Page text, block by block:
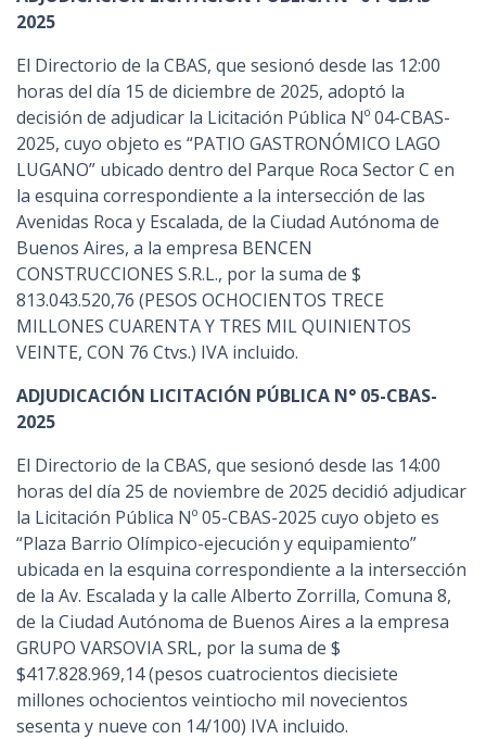
2025
El Directorio de la CBAS, que sesionó desde las 12:00
horas del día 15 de diciembre de 2025, adoptó la
decisión de adjudicar la Licitación Pública Nº 04-CBAS-
2025, cuyo objeto es “PATIO GASTRONÓMICO LAGO
LUGANO” ubicado dentro del Parque Roca Sector C en
la esquina correspondiente a la intersección de las
Avenidas Roca y Escalada, de la Ciudad Autónoma de
Buenos Aires, a la empresa BENCEN
CONSTRUCCIONES S.R.L., por la suma de $
813.043.520,76 (PESOS OCHOCIENTOS TRECE
MILLONES CUARENTA Y TRES MIL QUINIENTOS
VEINTE, CON 76 Ctvs.) IVA incluido.
ADJUDICACIÓN LICITACIÓN PÚBLICA N° 05-CBAS-
2025
El Directorio de la CBAS, que sesionó desde las 14:00
horas del día 25 de noviembre de 2025 decidió adjudicar
la Licitación Pública Nº 05-CBAS-2025 cuyo objeto es
“Plaza Barrio Olímpico-ejecución y equipamiento”
ubicada en la esquina correspondiente a la intersección
de la Av. Escalada y la calle Alberto Zorrilla, Comuna 8,
de la Ciudad Autónoma de Buenos Aires a la empresa
GRUPO VARSOVIA SRL, por la suma de $
$417.828.969,14 (pesos cuatrocientos diecisiete
millones ochocientos veintiocho mil novecientos
sesenta y nueve con 14/100) IVA incluido.